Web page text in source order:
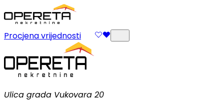
Procjena vrijednosti
Ulica grada Vukovara 20